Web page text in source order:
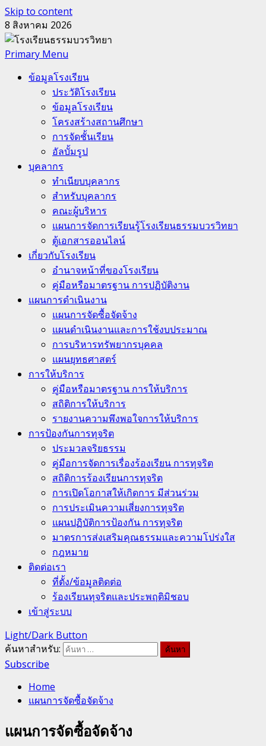
Skip to content
8 สิงหาคม 2026
Primary Menu
ข้อมูลโรงเรียน
ประวัติโรงเรียน
ข้อมูลโรงเรียน
โครงสร้างสถานศึกษา
การจัดชั้นเรียน
อัลบั้มรูป
บุคลากร
ทำเนียบบุคลากร
สำหรับบุคลากร
คณะผู้บริหาร
แผนการจัดการเรียนรู้โรงเรียนธรรมบวรวิทยา
ตู้เอกสารออนไลน์
เกี่ยวกับโรงเรียน
อำนาจหน้าที่ของโรงเรียน
คู่มือหรือมาตรฐาน การปฏิบัติงาน
แผนการดำเนินงาน
แผนการจัดซื้อจัดจ้าง
แผนดำเนินงานและการใช้งบประมาณ
การบริหารทรัพยากรบุคคล
แผนยุทธศาสตร์
การให้บริการ
คู่มือหรือมาตรฐาน การให้บริการ
สถิติการให้บริการ
รายงานความพึงพอใจการให้บริการ
การป้องกันการทุจริต
ประมวลจริยธรรม
คู่มือการจัดการเรื่องร้องเรียน การทุจริต
สถิติการร้องเรียนการทุจริต
การเปิดโอกาสให้เกิดการ มีส่วนร่วม
การประเมินความเสี่ยงการทุจริต
แผนปฏิบัติการป้องกัน การทุจริต
มาตรการส่งเสริมคุณธรรมและความโปร่งใส
กฎหมาย
ติดต่อเรา
ที่ตั้ง/ข้อมูลติดต่อ
ร้องเรียนทุจริตและประพฤติมิชอบ
เข้าสู่ระบบ
Light/Dark Button
ค้นหาสำหรับ:
Subscribe
Home
แผนการจัดซื้อจัดจ้าง
แผนการจัดซื้อจัดจ้าง